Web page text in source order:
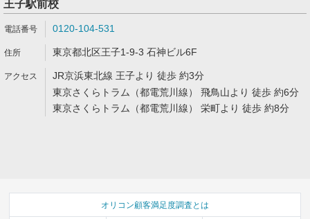
王子駅前校
0120-104-531
東京都北区王子1-9-3 石神ビル6F
JR京浜東北線 王子より 徒歩 約3分
東京さくらトラム（都電荒川線） 飛鳥山より 徒歩 約6分
東京さくらトラム（都電荒川線） 栄町より 徒歩 約8分
オリコン顧客満足度調査とは